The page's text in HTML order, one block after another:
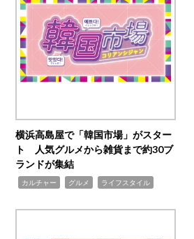
横浜高島屋で「韓国市場」がスター
ト 人気グルメから雑貨まで約30ブ
ランドが集結
カルチャー グルメ ライフスタイル